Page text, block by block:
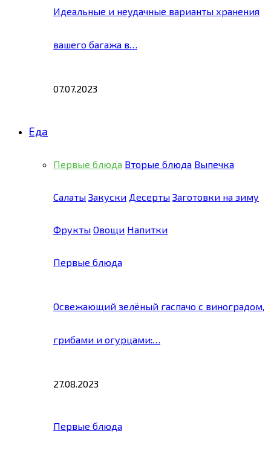
Идеальные и неудачные варианты хранения
вашего багажа в…
07.07.2023
Еда
Первые блюда Вторые блюда Выпечка
Салаты Закуски Десерты Заготовки на зиму
Фрукты Овощи Напитки
Первые блюда
Освежающий зелёный гаспачо с виноградом,
грибами и огурцами:…
27.08.2023
Первые блюда